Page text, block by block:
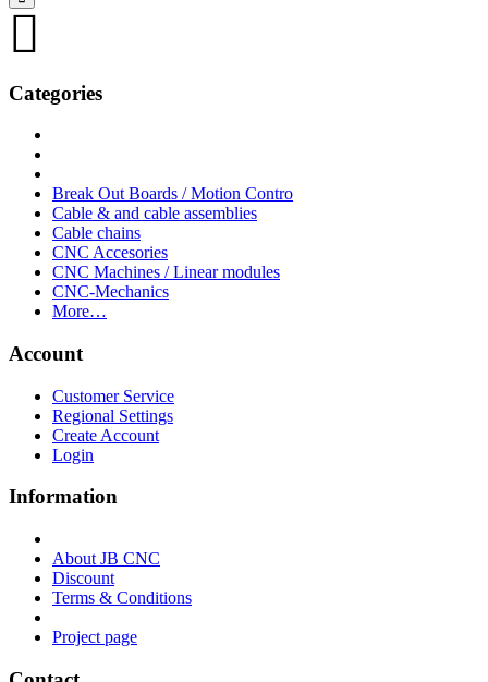
Categories
Break Out Boards / Motion Contro
Cable & and cable assemblies
Cable chains
CNC Accesories
CNC Machines / Linear modules
CNC-Mechanics
More…
Account
Customer Service
Regional Settings
Create Account
Login
Information
About JB CNC
Discount
Terms & Conditions
Project page